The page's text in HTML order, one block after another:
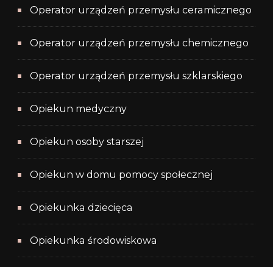
Operator urządzeń przemysłu ceramicznego
Operator urządzeń przemysłu chemicznego
Operator urządzeń przemysłu szklarskiego
Opiekun medyczny
Opiekun osoby starszej
Opiekun w domu pomocy społecznej
Opiekunka dziecięca
Opiekunka środowiskowa